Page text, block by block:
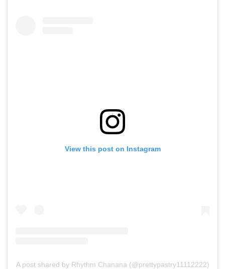
View this post on Instagram
A post shared by Rhythm Chanana (@prettypastry11112222)